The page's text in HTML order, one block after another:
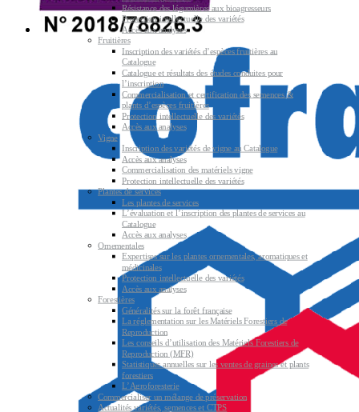
Résistance des légumières aux bioagresseurs
Protection intellectuelle des variétés
Accès aux analyses
Fruitières
Inscription des variétés d’espèces fruitières au
Catalogue
Catalogue et résultats des études conduites pour
l’inscription
Commercialisation et certification des semences &
plants d’espèces fruitières
Protection intellectuelle des variétés
Accès aux analyses
Vigne
Inscription des variétés de vigne au Catalogue
Accès aux analyses
Commercialisation des matériels vigne
Protection intellectuelle des variétés
Plantes de services
Les plantes de services
L’évaluation et l’inscription des plantes de services au
Catalogue
Accès aux analyses
Ornementales
Expertises sur les plantes ornementales, aromatiques et
médicinales
Protection intellectuelle des variétés
Accès aux analyses
Forestières
Généralités sur la forêt française
La réglementation sur les Matériels Forestiers de
Reproduction
Les conseils d’utilisation des Matériels Forestiers de
Reproduction (MFR)
Statistiques annuelles sur les ventes de graines et plants
forestiers
L’Agroforesterie
Commercialiser un mélange de préservation
Actualités variétés, semences et CTPS